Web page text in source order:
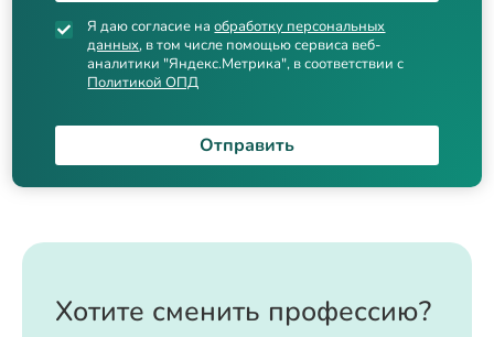
Я даю согласие наобработку персональных
данных, в том числе помощью сервиса веб-
аналитики "Яндекс.Метрика", в соответствии с
Политикой ОПД
Отправить
Хотите сменить профессию?